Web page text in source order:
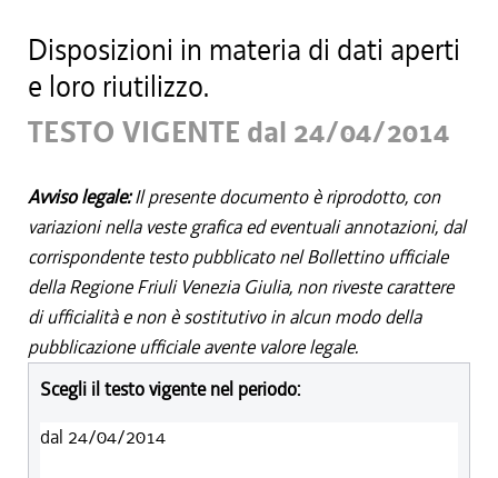
Disposizioni in materia di dati aperti
e loro riutilizzo.
TESTO VIGENTE dal 24/04/2014
Avviso legale:Il presente documento è riprodotto, con
variazioni nella veste grafica ed eventuali annotazioni, dal
corrispondente testo pubblicato nel Bollettino ufficiale
della Regione Friuli Venezia Giulia, non riveste carattere
di ufficialità e non è sostitutivo in alcun modo della
pubblicazione ufficiale avente valore legale.
Scegli il testo vigente nel periodo:
dal 24/04/2014